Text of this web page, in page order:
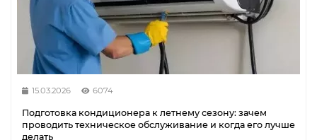
15.03.2026 6074
Подготовка кондиционера к летнему сезону: зачем
проводить техническое обслуживание и когда его лучше
делать